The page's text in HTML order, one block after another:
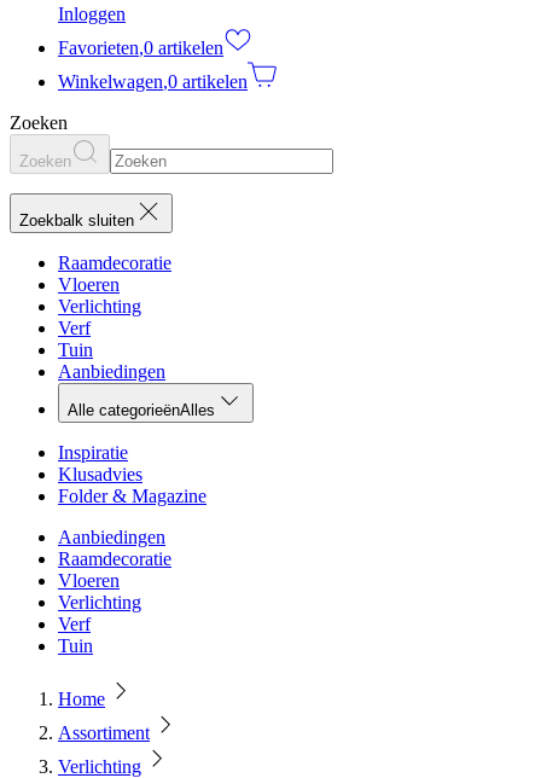
Inloggen
Favorieten,0 artikelen
Winkelwagen,0 artikelen
Zoeken
Zoeken
Zoekbalk sluiten
Raamdecoratie
Vloeren
Verlichting
Verf
Tuin
Aanbiedingen
Alle categorieënAlles
Inspiratie
Klusadvies
Folder & Magazine
Aanbiedingen
Raamdecoratie
Vloeren
Verlichting
Verf
Tuin
Home
Assortiment
Verlichting